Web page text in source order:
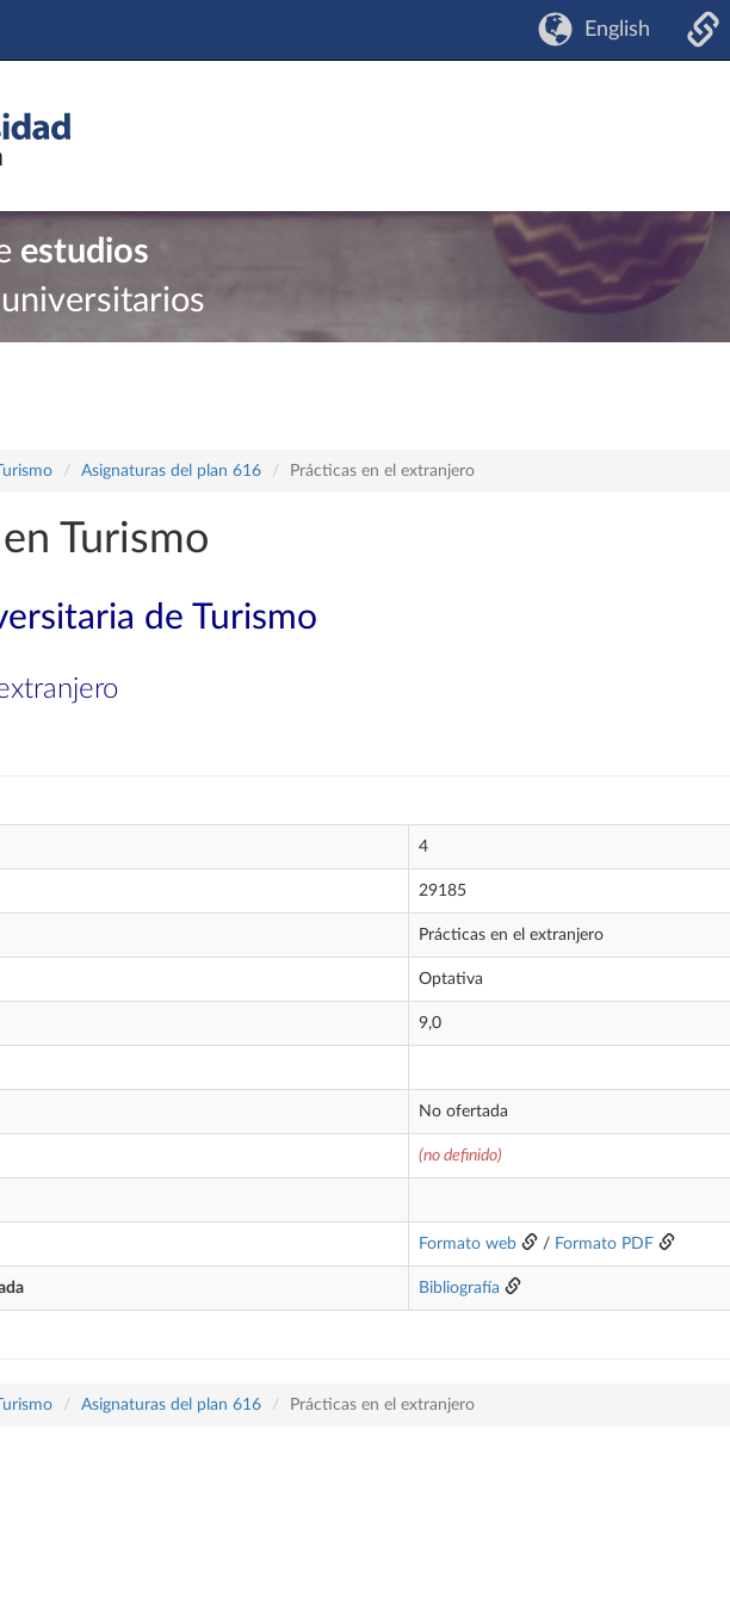
English
estudios
universitarios
Asignaturas del plan 616 Prácticas en el extranjero
Turismo
de Turismo
4
29185
Prácticas en el extranjero
Optativa
9,0
No ofertada
(no definido)
Formato web / Formato PDF
Bibliografía
Asignaturas del plan 616 Prácticas en el extranjero